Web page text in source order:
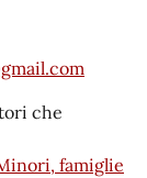
che
famiglie